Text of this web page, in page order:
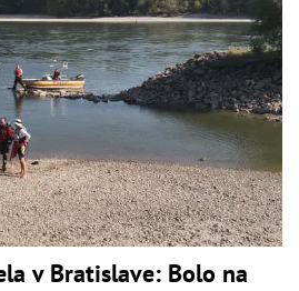
v Bratislave: Bolo na